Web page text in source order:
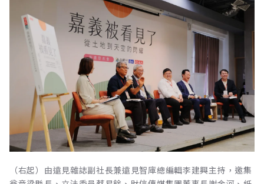
（右起）由遠見雜誌副社長兼遠見智庫總編輯李建興主持，邀集